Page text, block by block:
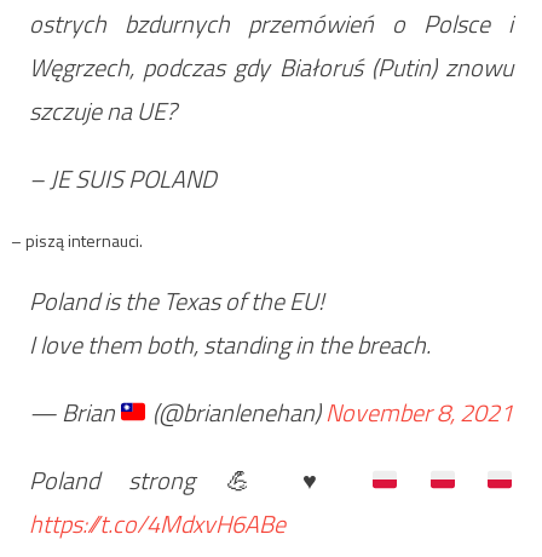
ostrych bzdurnych przemówień o Polsce i
Węgrzech, podczas gdy Białoruś (Putin) znowu
szczuje na UE?
– JE SUIS POLAND
– piszą internauci.
Poland is the Texas of the EU!
I love them both, standing in the breach.
— Brian
(@brianlenehan)November 8, 2021
Poland strong 💪
♥
https://t.co/4MdxvH6ABe